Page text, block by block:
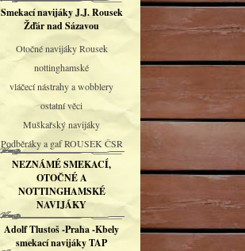
Smekací navijáky J.J. Rousek
Žďár nad Sázavou
Otočné navijáky Rousek
nottinghamské
vláčecí nástrahy a wobblery
ostatní věci
Muškařský navijáky
Podběráky a gaf ROUSEK ČSR
NEZNÁMÉ SMEKACÍ,
OTOČNÉ A
NOTTINGHAMSKÉ
NAVIJÁKY
Adolf Tlustoš -Praha -Kbely
smekací navijáky TAP